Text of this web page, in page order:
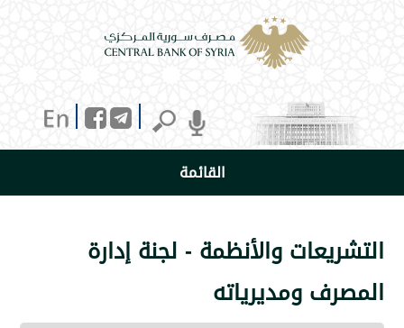
والأنظمة - لجنة إدارة
ومديرياته